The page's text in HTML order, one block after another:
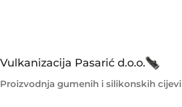
Vulkanizacija Pasarić d.o.o.
Proizvodnja gumenih i silikonskih cijevi